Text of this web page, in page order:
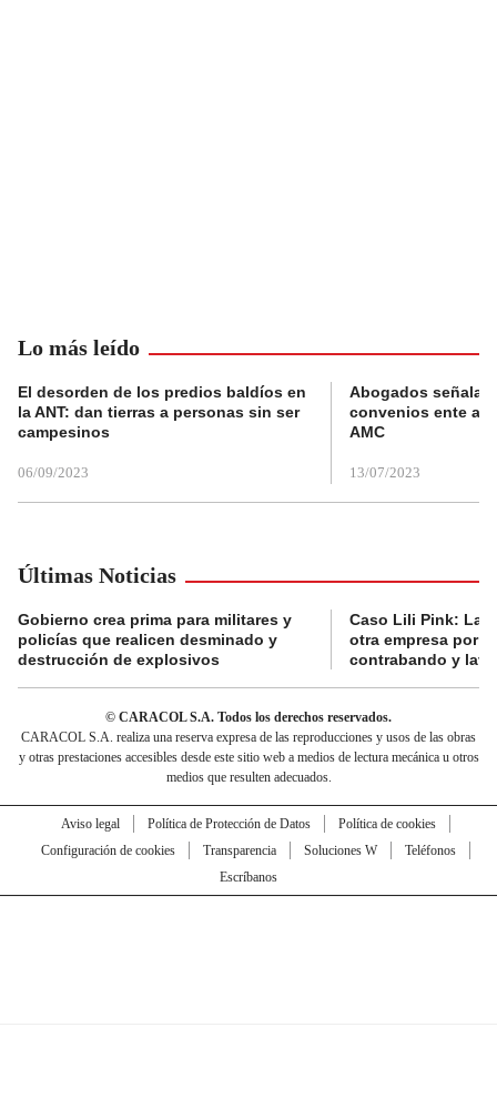
Lo más leído
El desorden de los predios baldíos en
la ANT: dan tierras a personas sin ser
campesinos
06/09/2023
Abogados
convenios ente
AMC
13/07/2023
Últimas Noticias
Gobierno crea prima para militares y
policías que realicen desminado y
destrucción de explosivos
Caso Lili Pink: La
otra empresa por
contrabando y
© CARACOL S.A. Todos los derechos reservados.
CARACOL S.A. realiza una reserva expresa de las reproducciones y usos de las obras
y otras prestaciones accesibles desde este sitio web a medios de lectura mecánica u otros
medios que resulten adecuados.
Aviso legal Política de Protección de Datos
Política de cookies
Configuración de cookies
Transparencia Soluciones W
Teléfonos
Escríbanos